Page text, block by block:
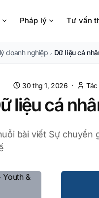
Pháp lý Tư vấn
doanh nghiệp Dữ liệu cá
30 thg 1, 2026 · Tác
liệu cá
bài viết Sự